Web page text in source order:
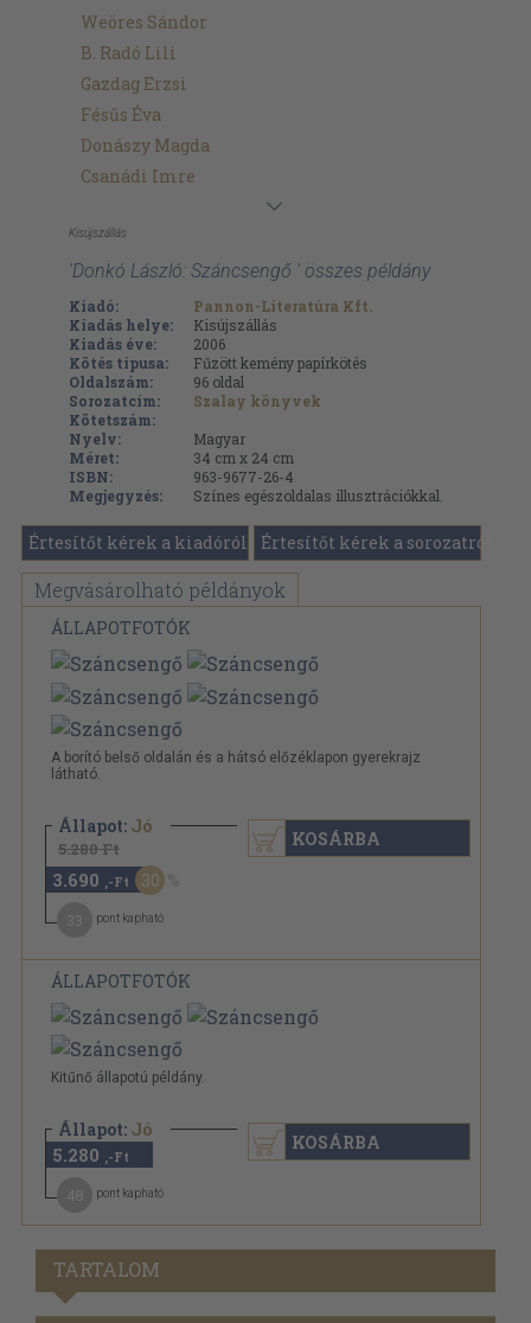
Weöres Sándor
B. Radó Lili
Gazdag Erzsi
Fésűs Éva
Donászy Magda
Csanádi Imre
Kisújszállás
'Donkó László: Száncsengő ' összes példány
Kiadó:
Pannon-Literatúra Kft.
Kiadás helye:
Kisújszállás
Kiadás éve:
2006
Kötés típusa:
Fűzött kemény papírkötés
Oldalszám:
96 oldal
Sorozatcím:
Szalay könyvek
Kötetszám:
Nyelv:
Magyar
Méret:
34 cm x 24 cm
ISBN:
963-9677-26-4
Megjegyzés:
Színes egészoldalas illusztrációkkal.
Értesítőt kérek a kiadóról Értesítőt kérek a sorozatról
Megvásárolható példányok
ÁLLAPOTFOTÓK
A borító belső oldalán és a hátsó előzéklapon gyerekrajz
látható.
Állapot: Jó
5.280 Ft
3.690 ,-Ft 30
pont kapható
KOSÁRBA
ÁLLAPOTFOTÓK
Kitűnő állapotú példány.
Állapot: Jó
5.280 ,-Ft
pont kapható
KOSÁRBA
TARTALOM